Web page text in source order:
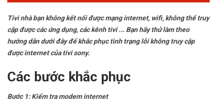
Tivi nhà bạn không kết nối được mạng internet, wifi, không thể truy
cập được các ứng dụng, các kênh tivi ... Bạn hãy thử làm theo
hướng dẫn dưới đây để khắc phục tình trạng lỗi không truy cập
được internet của tivi sony.
Các bước khắc phục
Bước 1: Kiểm tra modem internet